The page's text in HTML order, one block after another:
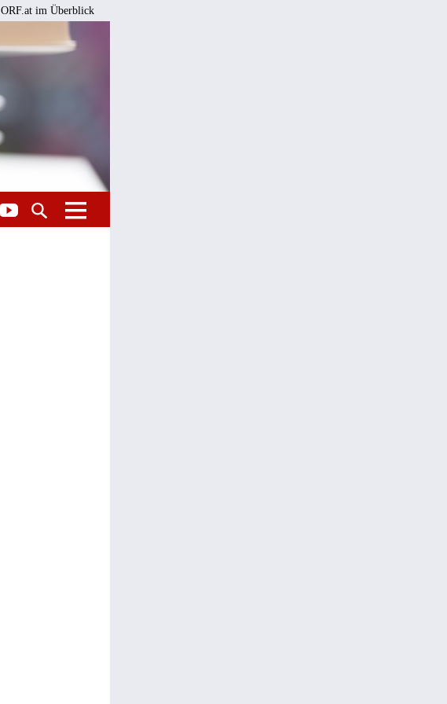
ORF.at im Überblick